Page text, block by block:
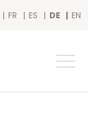
FR ES DE EN